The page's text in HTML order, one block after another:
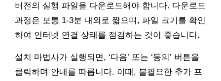
버전의 실행 파일을 다운로드해야 합니다. 다운로드
과정은 보통 1-3분 내외로 짧으며, 파일 크기를 확인
하여 인터넷 연결 상태를 점검하는 것이 좋습니다.
설치 마법사가 실행되면, ‘다음’ 또는 ‘동의’ 버튼을
클릭하며 안내를 따릅니다. 이때, 불필요한 추가 프